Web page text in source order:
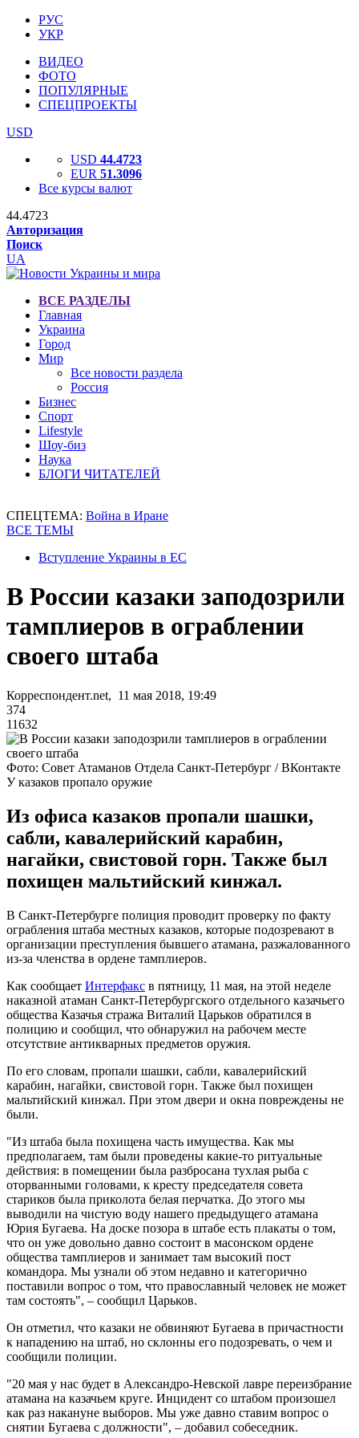
РУС
УКР
ВИДЕО
ФОТО
ПОПУЛЯРНЫЕ
СПЕЦПРОЕКТЫ
USD
USD 44.4723
EUR 51.3096
Все курсы валют
44.4723
Авторизация
Поиск
UA
ВСЕ РАЗДЕЛЫ
Главная
Украина
Город
Мир
Все новости раздела
Россия
Бизнес
Спорт
Lifestyle
Шоу-биз
Наука
БЛОГИ ЧИТАТЕЛЕЙ
СПЕЦТЕМА: Война в Иране
ВСЕ ТЕМЫ
Вступление Украины в ЕС
В России казаки заподозрили
тамплиеров в ограблении
своего штаба
Корреспондент.net, 11 мая 2018, 19:49
374
11632
Фото: Совет Атаманов Отдела Санкт-Петербург / ВКонтакте
У казаков пропало оружие
Из офиса казаков пропали шашки,
сабли, кавалерийский карабин,
нагайки, свистовой горн. Также был
похищен мальтийский кинжал.
В Санкт-Петербурге полиция проводит проверку по факту
ограбления штаба местных казаков, которые подозревают в
организации преступления бывшего атамана, разжалованного
из-за членства в ордене тамплиеров.
Как сообщает Интерфакс в пятницу, 11 мая, на этой неделе
наказной атаман Санкт-Петербургского отдельного казачьего
общества Казачья стража Виталий Царьков обратился в
полицию и сообщил, что обнаружил на рабочем месте
отсутствие антикварных предметов оружия.
По его словам, пропали шашки, сабли, кавалерийский
карабин, нагайки, свистовой горн. Также был похищен
мальтийский кинжал. При этом двери и окна повреждены не
были.
"Из штаба была похищена часть имущества. Как мы
предполагаем, там были проведены какие-то ритуальные
действия: в помещении была разбросана тухлая рыба с
оторванными головами, к кресту председателя совета
стариков была приколота белая перчатка. До этого мы
выводили на чистую воду нашего предыдущего атамана
Юрия Бугаева. На доске позора в штабе есть плакаты о том,
что он уже довольно давно состоит в масонском ордене
общества тамплиеров и занимает там высокий пост
командора. Мы узнали об этом недавно и категорично
поставили вопрос о том, что православный человек не может
там состоять", – сообщил Царьков.
Он отметил, что казаки не обвиняют Бугаева в причастности
к нападению на штаб, но склонны его подозревать, о чем и
сообщили полиции.
"20 мая у нас будет в Александро-Невской лавре переизбрание
атамана на казачьем круге. Инцидент со штабом произошел
как раз накануне выборов. Мы уже давно ставим вопрос о
снятии Бугаева с должности", – добавил собеседник.